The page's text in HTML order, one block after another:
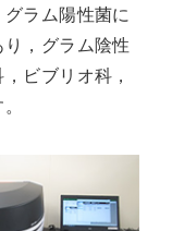
ラム陽性菌に
，グラム陰性
ビブリオ科，